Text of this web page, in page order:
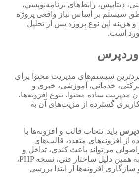
دیتابیس، رابط‌های برنامه‌نویسی،
سیستم بر اساس نیاز واقعی پروژه
این نوع پروژه پس از تحلیل
است.
سیستم‌های مدیریت محتوا برای
خدماتی، آموزشی، خبری و
ساده محتوا، تنوع افزونه‌ها،
گسترده از مزیت‌های آن به
باید انتخاب قالب و افزونه‌ها با
از افزونه‌های متعدد، قالب‌های
می‌تواند باعث کندی، تداخل و
مشکلات امنیتی شود. به همین دلیل ساختار فنی، نسخه PHP،
افزونه‌ها از ابتدا بررسی